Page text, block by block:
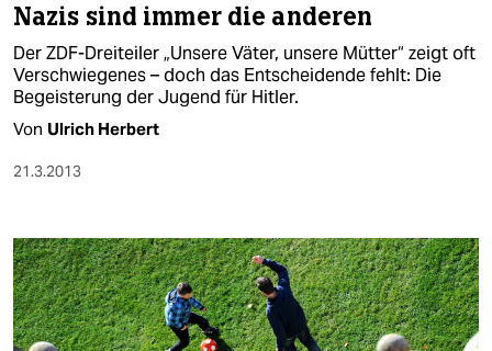
Nazis sind immer die anderen
Der ZDF-Dreiteiler „Unsere Väter, unsere Mütter“ zeigt oft
Verschwiegenes – doch das Entscheidende fehlt: Die
Begeisterung der Jugend für Hitler.
Von Ulrich Herbert
21.3.2013